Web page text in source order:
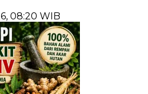
08:20 WIB